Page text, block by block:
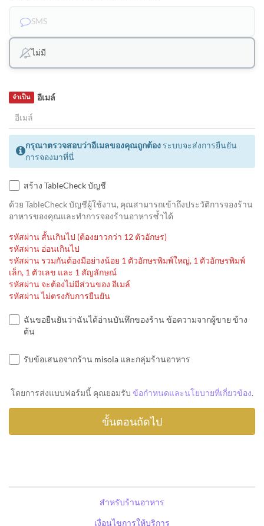
SMS
ไม่มี
อีเมล์
จำเป็น
กรุณาตรวจสอบว่าอีเมลของคุณถูกต้อง ระบบจะส่งการยืนยัน
การจองมาที่นี่
สร้าง TableCheck บัญชี
ด้วย TableCheck บัญชีผู้ใช้งาน, คุณสามารถเข้าถึงประวัติการจองร้าน
อาหารของคุณและทำการจองร้านอาหารซ้ำได้
รหัสผ่าน สั้นเกินไป (ต้องยาวกว่า 12 ตัวอักษร)
รหัสผ่าน อ่อนเกินไป
รหัสผ่าน รวมกันต้องมีอย่างน้อย 1 ตัวอักษรพิมพ์ใหญ่, 1 ตัวอักษรพิมพ์
เล็ก, 1 ตัวเลข และ 1 สัญลักษณ์
รหัสผ่าน จะต้องไม่มีส่วนของ อีเมล์
รหัสผ่าน ไม่ตรงกับการยืนยัน
ฉันขอยืนยันว่าฉันได้อ่านบันทึกของร้าน ข้อความจากผู้ขาย ข้าง
ต้น
รับข้อเสนอจากร้าน misola และกลุ่มร้านอาหาร
โดยการส่งแบบฟอร์มนี้ คุณยอมรับ ข้อกำหนดและนโยบายที่เกี่ยวข้อง.
สำหรับร้านอาหาร
เงื่อนไขการให้บริการ